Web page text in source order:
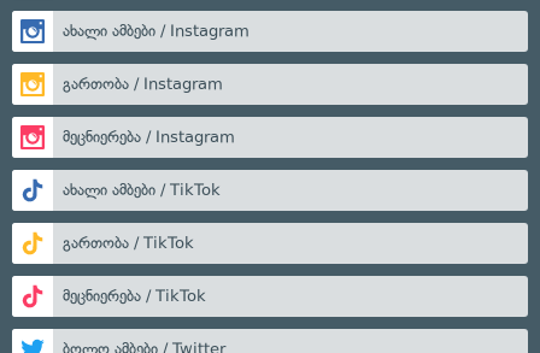
ახალი ამბები / Instagram
გართობა / Instagram
მეცნიერება / Instagram
ახალი ამბები / TikTok
გართობა / TikTok
მეცნიერება / TikTok
ბოლო ამბები / Twitter